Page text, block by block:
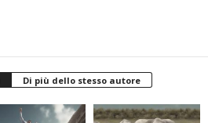
Di più dello stesso autore